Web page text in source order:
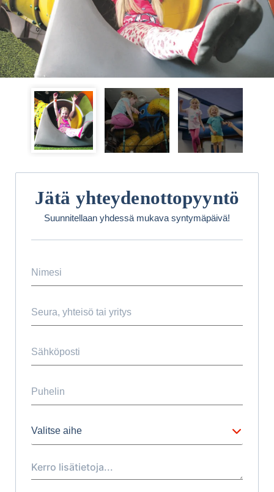
Jätä yhteydenottopyyntö
Suunnitellaan yhdessä mukava syntymäpäivä!
Valitse aihe